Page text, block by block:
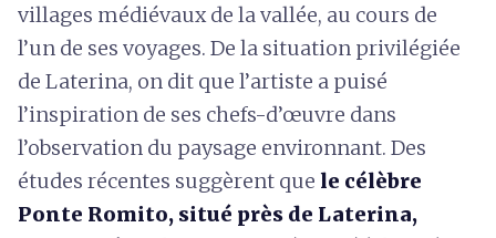
villages médiévaux de la vallée, au cours de
l’un de ses voyages. De la situation privilégiée
de Laterina, on dit que l’artiste a puisé
l’inspiration de ses chefs-d’œuvre dans
l’observation du paysage environnant. Des
études récentes suggèrent que le célèbre
Ponte Romito, situé près de Laterina,